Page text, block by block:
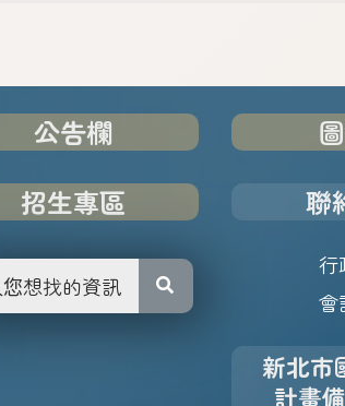
公告欄
招生專區
聯
行
會
新北市
計畫